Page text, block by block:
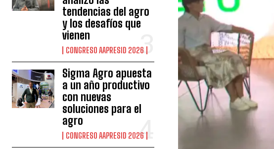
tendencias del agro
y los desafíos que
vienen
CONGRESO AAPRESID 2026
Sigma Agro apuesta
a un año productivo
con nuevas
soluciones para el
agro
CONGRESO AAPRESID 2026